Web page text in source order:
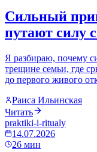
Сильный
путают силу
Я разбираю, почему
трещине семьи, где
до первого живого
Раиса Ильинская
Читать
praktiki-i-ritualy
14.07.2026
26 мин